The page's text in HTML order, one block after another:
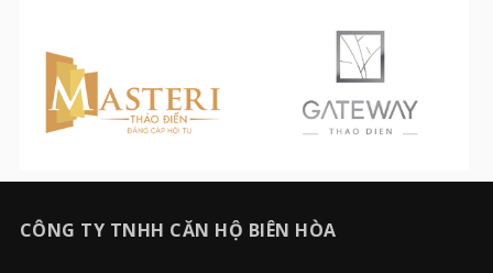
CÔNG TY TNHH CĂN HỘ BIÊN HÒA